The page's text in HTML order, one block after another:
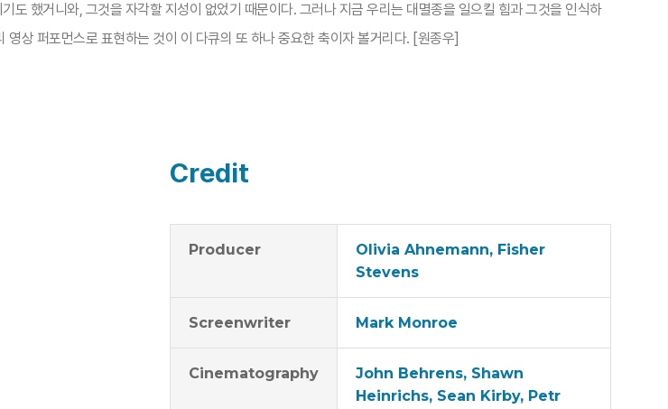
도 했거니와, 그것을 자각할 지성이 없었기 때문이다. 그러나 지금 우리는 대멸종을 일으킬 힘과 그것을 인식하
상 퍼포먼스로 표현하는 것이 이 다큐의 또 하나 중요한 축이자 볼거리다. [원종우]​
Credit
Producer
Olivia Ahnemann, Fisher
Stevens
Screenwriter Mark Monroe
Cinematography
John Behrens, Shawn
Heinrichs, Sean Kirby, Petr